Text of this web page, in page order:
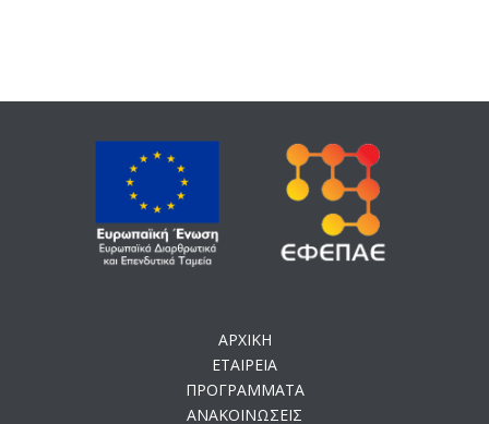
ΑΡΧΙΚΗ
ΕΤΑΙΡΕΙΑ
ΠΡΟΓΡΑΜΜΑΤΑ
ΑΝΑΚΟΙΝΩΣΕΙΣ